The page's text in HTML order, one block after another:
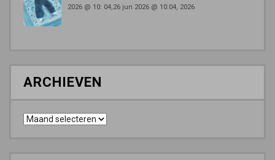
2026 @ 10: 04,26 jun 2026 @ 10:04, 2026
ARCHIEVEN
Archieven